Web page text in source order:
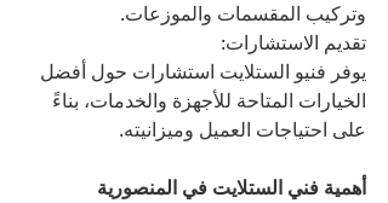
وتركيب المقسمات والموزعات.
تقديم الاستشارات:
يوفر فنيو الستلايت استشارات حول أفضل
الخيارات المتاحة للأجهزة والخدمات، بناءً
على احتياجات العميل وميزانيته.
أهمية فني الستلايت في المنصورية